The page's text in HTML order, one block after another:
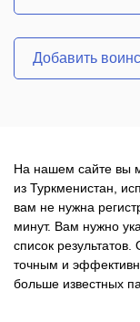
Добавить
На нашем сайте вы
из Туркменистан,
вам не нужна
минут. Вам нужно
список
точным и
больше известных